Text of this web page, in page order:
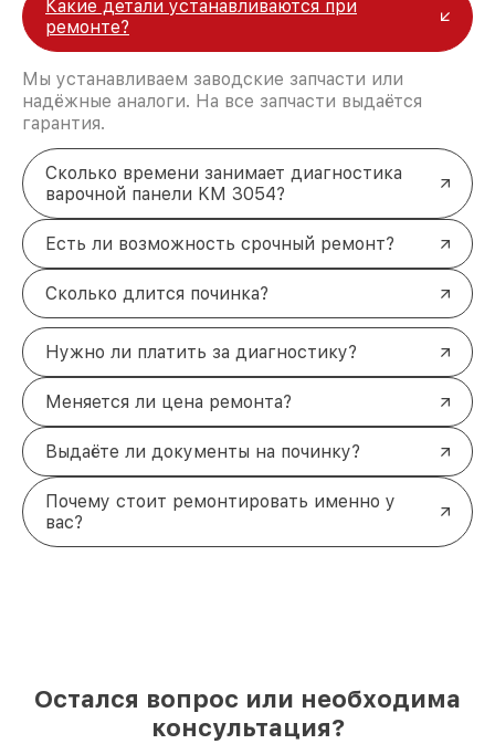
Какие детали устанавливаются при
ремонте?
Мы устанавливаем заводские запчасти или
надёжные аналоги. На все запчасти выдаётся
гарантия.
Сколько времени занимает диагностика
варочной панели KM 3054?
Есть ли возможность срочный ремонт?
Сколько длится починка?
Нужно ли платить за диагностику?
Меняется ли цена ремонта?
Выдаёте ли документы на починку?
Почему стоит ремонтировать именно у
вас?
Остался вопрос или необходима
консультация?